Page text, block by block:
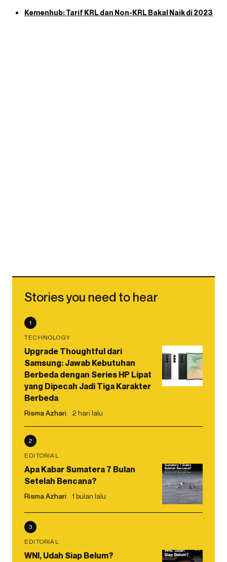
Kemenhub: Tarif KRL dan Non-KRL Bakal Naik di 2023
Stories you need to hear
1
TECHNOLOGY
Upgrade Thoughtful dari
Samsung: Jawab Kebutuhan
Berbeda dengan Series HP Lipat
yang Dipecah Jadi Tiga Karakter
Berbeda
Risma Azhari 2 hari lalu
2
EDITORIAL
Apa Kabar Sumatera 7 Bulan
Setelah Bencana?
Risma Azhari 1 bulan lalu
3
EDITORIAL
WNI, Udah Siap Belum?